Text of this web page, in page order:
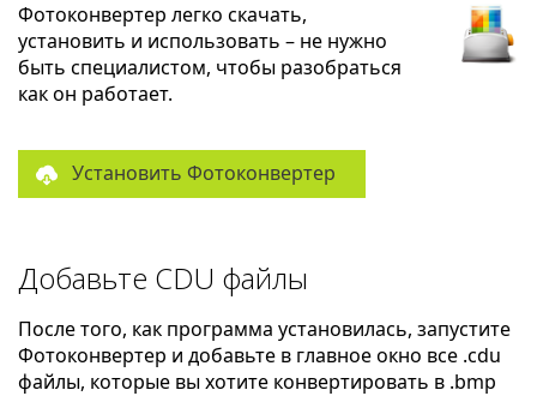
Фотоконвертер легко скачать,
установить и использовать – не нужно
быть специалистом, чтобы разобраться
как он работает.
Установить Фотоконвертер
Добавьте CDU файлы
После того, как программа установилась, запустите
Фотоконвертер и добавьте в главное окно все .cdu
файлы, которые вы хотите конвертировать в .bmp